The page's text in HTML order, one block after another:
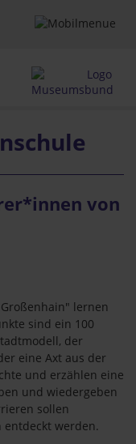
von
lernen
sind ein 100
der
eine Axt aus der
und erzählen eine
und wiedergeben
sollen
entdeckt werden.